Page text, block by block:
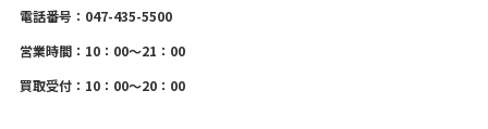
電話番号：047-435-5500
営業時間：10：00～21：00
買取受付：10：00～20：00